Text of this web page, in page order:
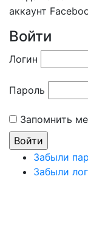
аккаунт
Войти
Логин
Пароль
Запомнить
Забыли
Забыли